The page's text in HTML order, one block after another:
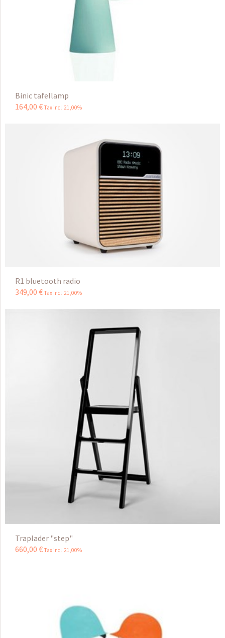
Binic tafellamp
164,00 € Tax incl 21,00%
R1 bluetooth radio
349,00 € Tax incl 21,00%
Traplader "step"
660,00 € Tax incl 21,00%